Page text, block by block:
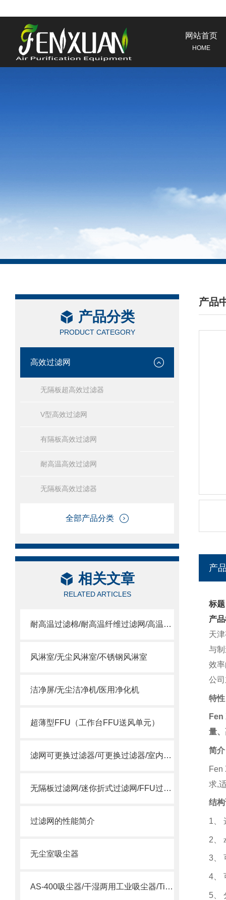
网站首页
HOME
产品分类
PRODUCT CATEGORY
高效过滤网
无隔板超高效过滤器
V型高效过滤网
有隔板高效过滤网
耐高温高效过滤网
无隔板高效过滤器
全部产品分类
相关文章
RELATED ARTICLES
耐高温过滤棉/耐高温纤维过滤网/高温合成纤维滤棉
风淋室/无尘风淋室/不锈钢风淋室
洁净屏/无尘洁净机/医用净化机
超薄型FFU（工作台FFU送风单元）
滤网可更换过滤器/可更换过滤器/室内过滤器
无隔板过滤网/迷你折式过滤网/FFU过滤网
过滤网的性能简介
无尘室吸尘器
AS-400吸尘器/干湿两用工业吸尘器/Tiger Vac AS-400
产品
/
产
标
产
天
与
效
公
特性
Fen
量
简介
Fen
求,
结
1
2
3
4
5